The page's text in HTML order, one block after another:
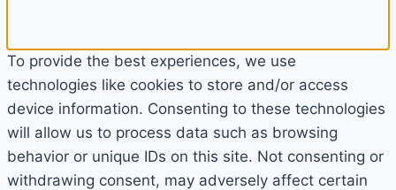
To provide the best experiences, we use
technologies like cookies to store and/or access
device information. Consenting to these technologies
will allow us to process data such as browsing
behavior or unique IDs on this site. Not consenting or
withdrawing consent, may adversely affect certain